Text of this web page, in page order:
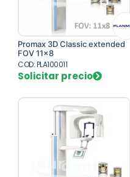
Promax 3D Classic extended
FOV 11x8
COD: PLA100011
Solicitar precio